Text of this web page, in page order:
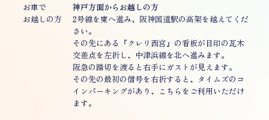
お車で
お越しの方
神戸方面からお越しの方
2号線を東へ進み、阪神国道駅の高架を越えてくだ
さい。
その先にある『クレリ西宮』の看板が目印の瓦木
交差点を左折し、中津浜線を北へ進みます。
阪急の踏切を渡ると右手にガストが見えます。
その先の最初の信号を右折すると、タイムズのコ
インパーキングがあり、こちらをご利用いただけ
ます。